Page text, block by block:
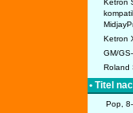
Ketron
Ketron
GM/
Roland
• Titel
Pop,